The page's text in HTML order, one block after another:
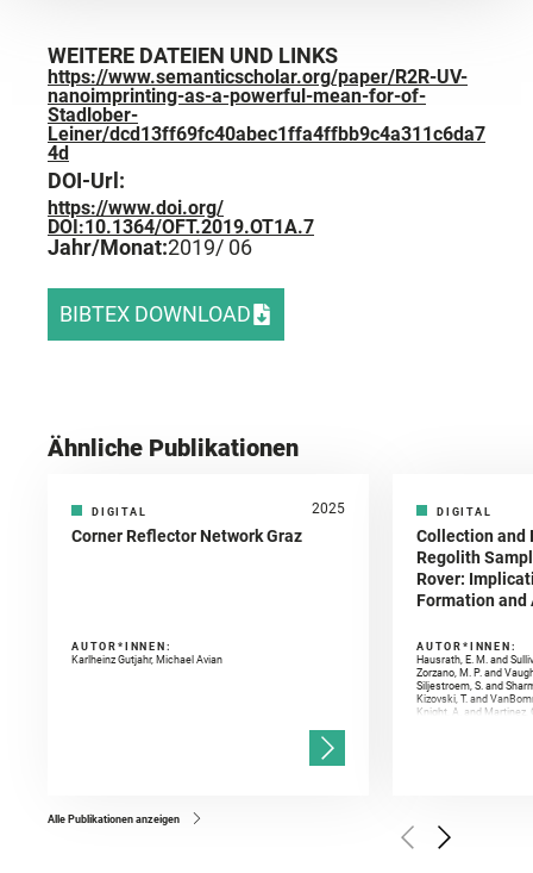
WEITERE DATEIEN UND LINKS
https://www.semanticscholar.org/paper/R2R-UV-
nanoimprinting-as-a-powerful-mean-for-of-
Stadlober-
Leiner/dcd13ff69fc40abec1ffa4ffbb9c4a311c6da7
4d
DOI-Url:
https://www.doi.org/
DOI:10.1364/OFT.2019.OT1A.7
Jahr/Monat:2019/ 06
BIBTEX DOWNLOAD
Ähnliche Publikationen
DIGITAL 2025
Corner Reflector Network Graz
AUTOR*INNEN:
Karlheinz Gutjahr, Michael Avian
DIGITAL
Collection and
Regolith
Rover:
Formation
AUTOR*INNEN:
Hausrath, E. M. and
Zorzano, M. P. and
Siljestroem, S. and
Kizovski, T. and
Knight, A. and Martinez,
Golombek, M. and
Herkenhoff, K. and
Alle Publikationen anzeigen